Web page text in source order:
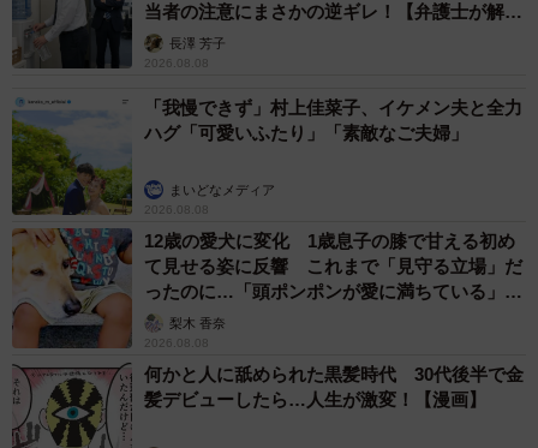
当者の注意にまさかの逆ギレ！【弁護士が解
説】長澤 芳子
2026.08.08
「我慢できず」村上佳菜子、イケメン夫と全力
ハグ「可愛いふたり」「素敵なご夫婦」
まいどなメディア
2026.08.08
12歳の愛犬に変化 1歳息子の膝で甘える初め
て見せる姿に反響 これまで「見守る立場」だ
ったのに…「頭ポンポンが愛に満ちている」
「尊…」
梨木 香奈
2026.08.08
何かと人に舐められた黒髪時代 30代後半で金
髪デビューしたら…人生が激変！【漫画】